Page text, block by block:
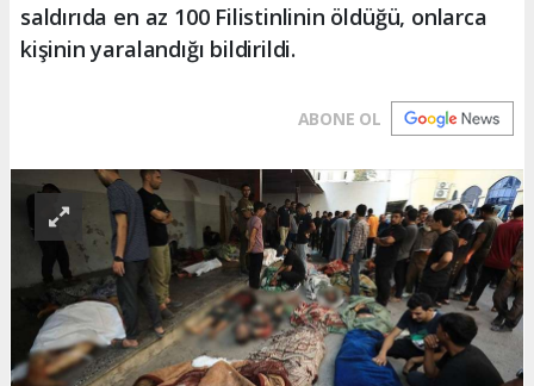
saldırıda en az 100 Filistinlinin öldüğü, onlarca
kişinin yaralandığı bildirildi.
ABONE OL